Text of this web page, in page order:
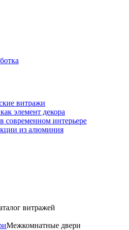
витражи
элемент декора
современном интерьере
из алюминия
витражей
Межкомнатные двери